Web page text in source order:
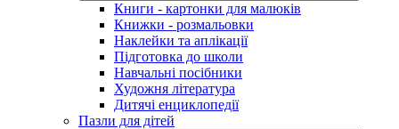
Книги - картонки для малюків
Книжки - розмальовки
Наклейки та аплікації
Підготовка до школи
Навчальні посібники
Художня література
Дитячі енциклопедії
Пазли для дітей